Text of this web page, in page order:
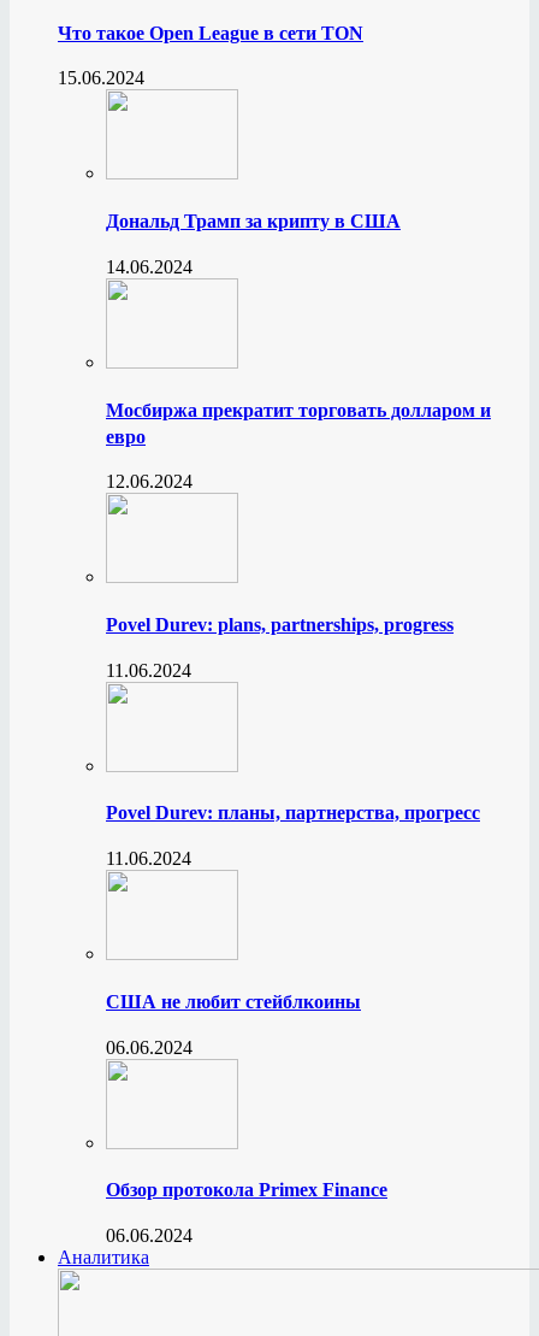
Что такое Open League в сети TON
15.06.2024
Дональд Трамп за крипту в США
14.06.2024
Мосбиржа прекратит торговать долларом и
евро
12.06.2024
Povel Durev: plans, partnerships, progress
11.06.2024
Povel Durev: планы, партнерства, прогресс
11.06.2024
США не любит стейблкоины
06.06.2024
Обзор протокола Primex Finance
06.06.2024
Аналитика